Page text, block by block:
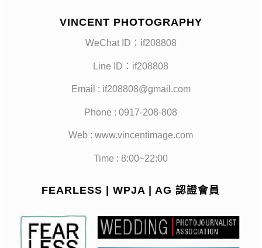
VINCENT PHOTOGRAPHY
WeChat ID：if208808
Line ID：if208808
Email : if208808@gmail.com
Phone : 0917-208-808
Web : www.vincentimage.com
Time : 8:00~22:00
FEARLESS | WPJA | AG 認證會員